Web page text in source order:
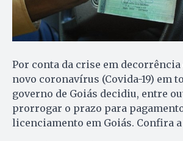
Por conta da crise em decorrência
novo coronavírus (Covida-19) em
governo de Goiás decidiu, entre
prorrogar o prazo para pagamento
licenciamento em Goiás. Confira a